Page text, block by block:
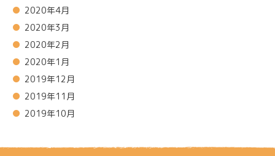
2020年4月
2020年3月
2020年2月
2020年1月
2019年12月
2019年11月
2019年10月